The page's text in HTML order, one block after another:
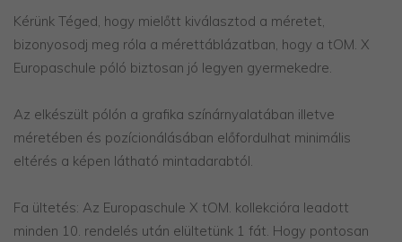
​Kérünk Téged, hogy mielőtt kiválasztod a méretet,
bizonyosodj meg róla a mérettáblázatban, hogy a tOM. X
Europaschule póló biztosan jó legyen gyermekedre.
Az elkészült pólón a grafika színárnyalatában illetve
méretében és pozícionálásában előfordulhat minimális
eltérés a képen látható mintadarabtól.
Fa ültetés: Az Europaschule X tOM. kollekcióra leadott
minden 10. rendelés után elültetünk 1 fát. Hogy pontosan